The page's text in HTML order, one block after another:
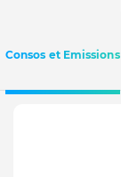
Consos et Emissions